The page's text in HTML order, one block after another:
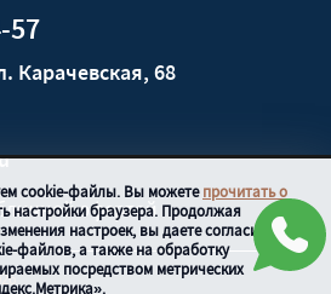
Карачевская, 68
57
офертой
cookie-файлы. Вы можетепрочитать о
настройки браузера. Продолжая
настроек, вы даете согласие на
файлов, а также на обработку
посредством метрических